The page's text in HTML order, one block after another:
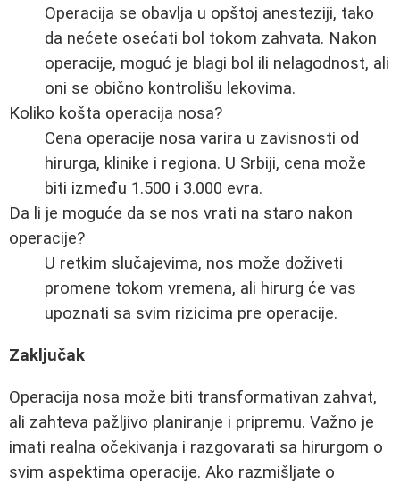
Operacija se obavlja u opštoj anesteziji, tako
da nećete osećati bol tokom zahvata. Nakon
operacije, moguć je blagi bol ili nelagodnost, ali
oni se obično kontrolišu lekovima.
Koliko košta operacija nosa?
Cena operacije nosa varira u zavisnosti od
hirurga, klinike i regiona. U Srbiji, cena može
biti između 1.500 i 3.000 evra.
Da li je moguće da se nos vrati na staro nakon
operacije?
U retkim slučajevima, nos može doživeti
promene tokom vremena, ali hirurg će vas
upoznati sa svim rizicima pre operacije.
Zaključak
Operacija nosa može biti transformativan zahvat,
ali zahteva pažljivo planiranje i pripremu. Važno je
imati realna očekivanja i razgovarati sa hirurgom o
svim aspektima operacije. Ako razmišljate o